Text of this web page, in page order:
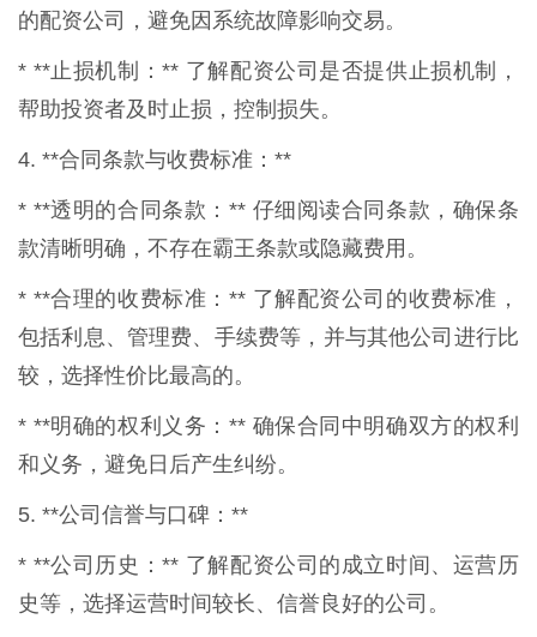
的配资公司，避免因系统故障影响交易。
* **止损机制：** 了解配资公司是否提供止损机制，
帮助投资者及时止损，控制损失。
4. **合同条款与收费标准：**
* **透明的合同条款：** 仔细阅读合同条款，确保条
款清晰明确，不存在霸王条款或隐藏费用。
* **合理的收费标准：** 了解配资公司的收费标准，
包括利息、管理费、手续费等，并与其他公司进行比
较，选择性价比最高的。
* **明确的权利义务：** 确保合同中明确双方的权利
和义务，避免日后产生纠纷。
5. **公司信誉与口碑：**
* **公司历史：** 了解配资公司的成立时间、运营历
史等，选择运营时间较长、信誉良好的公司。